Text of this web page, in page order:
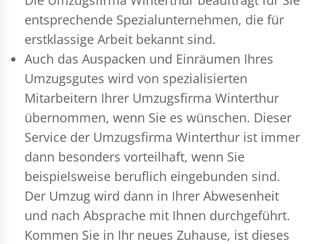
entsprechende Spezialunternehmen, die für
erstklassige Arbeit bekannt sind.
Auch das Auspacken und Einräumen Ihres
Umzugsgutes wird von spezialisierten
Mitarbeitern Ihrer Umzugsfirma Winterthur
übernommen, wenn Sie es wünschen. Dieser
Service der Umzugsfirma Winterthur ist immer
dann besonders vorteilhaft, wenn Sie
beispielsweise beruflich eingebunden sind.
Der Umzug wird dann in Ihrer Abwesenheit
und nach Absprache mit Ihnen durchgeführt.
Kommen Sie in Ihr neues Zuhause, ist dieses